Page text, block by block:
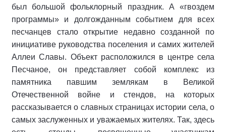
был большой фольклорный праздник. А «гвоздем
программы» и долгожданным событием для всех
песчанцев стало открытие недавно созданной по
инициативе руководства поселения и самих жителей
Аллеи Славы. Объект расположился в центре села
Песчаное, он представляет собой комплекс из
памятника павшим землякам в Великой
Отечественной войне и стендов, на которых
рассказывается о славных страницах истории села, о
самых заслуженных и уважаемых жителях. Так, здесь